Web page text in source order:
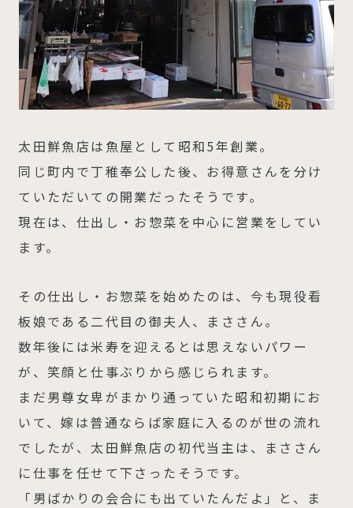
太田鮮魚店は魚屋として昭和5年創業。
同じ町内で丁稚奉公した後、お得意さんを分け
ていただいての開業だったそうです。
現在は、仕出し・お惣菜を中心に営業をしてい
ます。
その仕出し・お惣菜を始めたのは、今も現役看
板娘である二代目の御夫人、まささん。
数年後には米寿を迎えるとは思えないパワー
が、笑顔と仕事ぶりから感じられます。
まだ男尊女卑がまかり通っていた昭和初期にお
いて、嫁は普通ならば家庭に入るのが世の流れ
でしたが、太田鮮魚店の初代当主は、まささん
に仕事を任せて下さったそうです。
「男ばかりの会合にも出ていたんだよ」と、ま